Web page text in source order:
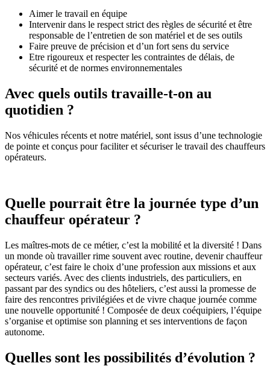
Aimer le travail en équipe
Intervenir dans le respect strict des règles de sécurité et être
responsable de l’entretien de son matériel et de ses outils
Faire preuve de précision et d’un fort sens du service
Etre rigoureux et respecter les contraintes de délais, de
sécurité et de normes environnementales
Avec quels outils travaille-t-on au
quotidien ?
Nos véhicules récents et notre matériel, sont issus d’une technologie
de pointe et conçus pour faciliter et sécuriser le travail des chauffeurs
opérateurs.
Quelle pourrait être la journée type d’un
chauffeur opérateur ?
Les maîtres-mots de ce métier, c’est la mobilité et la diversité ! Dans
un monde où travailler rime souvent avec routine, devenir chauffeur
opérateur, c’est faire le choix d’une profession aux missions et aux
secteurs variés. Avec des clients industriels, des particuliers, en
passant par des syndics ou des hôteliers, c’est aussi la promesse de
faire des rencontres privilégiées et de vivre chaque journée comme
une nouvelle opportunité ! Composée de deux coéquipiers, l’équipe
s’organise et optimise son planning et ses interventions de façon
autonome.
Quelles sont les possibilités d’évolution ?